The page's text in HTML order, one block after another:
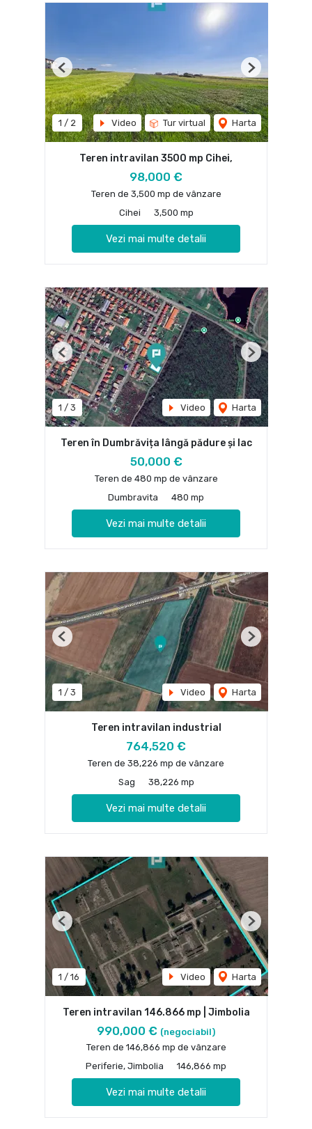
1 / 2 Video Tur virtual Harta
Previous Next
Teren intravilan 3500 mp Cihei,
98,000 €
Teren de 3,500 mp de vânzare
Cihei
3,500 mp
Vezi mai multe detalii
1 / 3 Video Harta
Previous Next
Teren în Dumbrăvița lângă pădure și lac
50,000 €
Teren de 480 mp de vânzare
Dumbravita
480 mp
Vezi mai multe detalii
1 / 3 Video Harta
Previous Next
Teren intravilan industrial
764,520 €
Teren de 38,226 mp de vânzare
Sag
38,226 mp
Vezi mai multe detalii
1 / 16 Video Harta
Previous Next
Teren intravilan 146.866 mp | Jimbolia
990,000 € (negociabil)
Teren de 146,866 mp de vânzare
Periferie, Jimbolia
146,866 mp
Vezi mai multe detalii